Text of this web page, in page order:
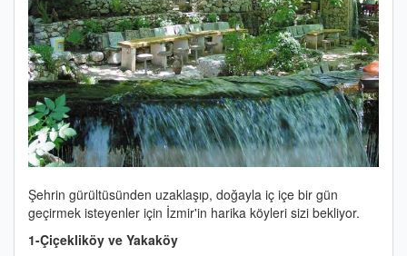
Şehrin gürültüsünden uzaklaşıp, doğayla iç içe bir gün
geçirmek isteyenler için İzmir'in harika köyleri sizi bekliyor.
1-Çiçekliköy ve Yakaköy